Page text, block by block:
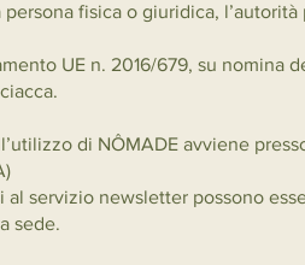
fisica o giuridica,
UE n. 2016/679, su
di NÔMADE avviene
al servizio newsletter possono
sede.